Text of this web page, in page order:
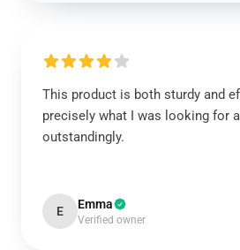
This product is both sturdy and
precisely what I was looking for
outstandingly.
E Emma
Verified owner